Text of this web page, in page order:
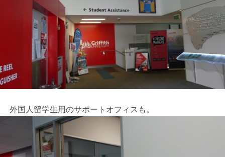
外国人留学生用のサポートオフィスも。